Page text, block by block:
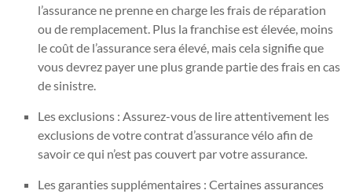
l’assurance ne prenne en charge les frais de réparation
ou de remplacement. Plus la franchise est élevée, moins
le coût de l’assurance sera élevé, mais cela signifie que
vous devrez payer une plus grande partie des frais en cas
de sinistre.
Les exclusions : Assurez-vous de lire attentivement les
exclusions de votre contrat d’assurance vélo afin de
savoir ce qui n’est pas couvert par votre assurance.
Les garanties supplémentaires : Certaines assurances